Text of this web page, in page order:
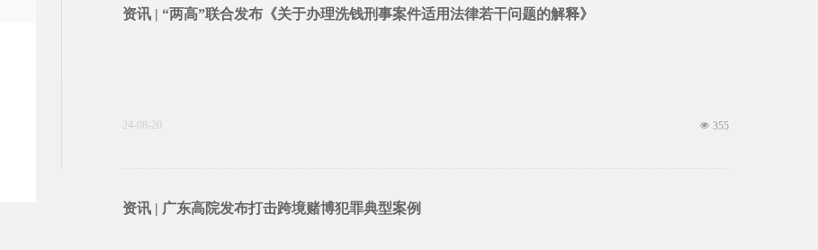
资讯 | “两高”联合发布《关于办理洗钱刑事案件适用法律若干问题的解释》
넶 355
24-08-20
资讯 | 广东高院发布打击跨境赌博犯罪典型案例